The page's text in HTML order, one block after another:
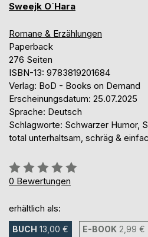
Sweejk O`Hara
Romane & Erzählungen
Paperback
276 Seiten
ISBN-13: 9783819201684
Verlag: BoD - Books on Demand
Erscheinungsdatum: 25.07.2025
Sprache: Deutsch
Schlagworte: Schwarzer Humor,
total unterhaltsam, schräg &
Bewertung::
0%
0 Bewertungen
erhältlich als:
BUCH 13,00 € E-BOOK 2,99 €